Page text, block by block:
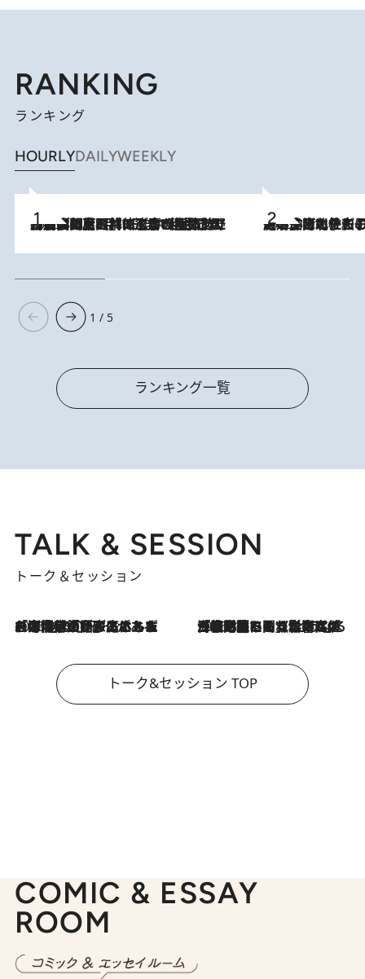
RANKING
ランキング
HOURLYDAILYWEEKLY
2026.8.8
「最後に見られてよかった」上野動物園の東園パンダ舎が解体前に特別公開。8月16日まで延長されたパネル展と共に辿る“半世紀”のパンダ飼育《解体工事の図面あり》 2026.8.3
《「文士の子ども被害者の会」発足！》阿川佐和子（72）が語る遠藤周作に北杜夫、劇作家・矢代静一の子どもたちの“文豪プライベート事件簿”
1 / 5
ランキング一覧
TALK & SESSION
トーク＆セッション
2026.8.3
「今後値上げがあるとすれば…」「リスクがあるのは今年の冬」エネルギー専門家が語る、ホルムズ海峡封鎖が家庭にもたらす“ある心配” 2026.8.3
「住宅建てられない…」「サーチャージ料の高値が続いている」ホルムズ海峡封鎖による影響はいつまで続く？《エネルギー専門家に聞く“どうなる日本の暮らし”》
トーク&セッション TOP
COMIC & ESSAY
ROOM